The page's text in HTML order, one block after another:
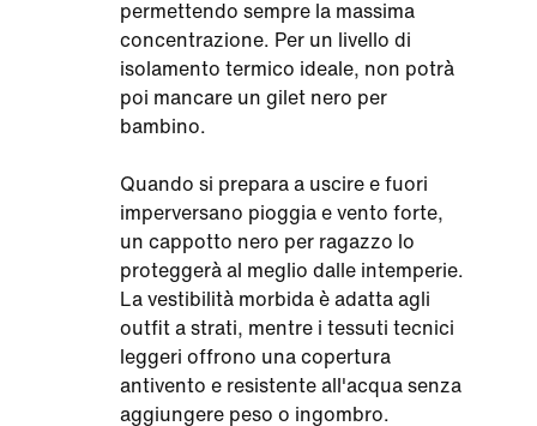
permettendo sempre la massima
concentrazione. Per un livello di
isolamento termico ideale, non potrà
poi mancare un gilet nero per
bambino.
Quando si prepara a uscire e fuori
imperversano pioggia e vento forte,
un cappotto nero per ragazzo lo
proteggerà al meglio dalle intemperie.
La vestibilità morbida è adatta agli
outfit a strati, mentre i tessuti tecnici
leggeri offrono una copertura
antivento e resistente all'acqua senza
aggiungere peso o ingombro.